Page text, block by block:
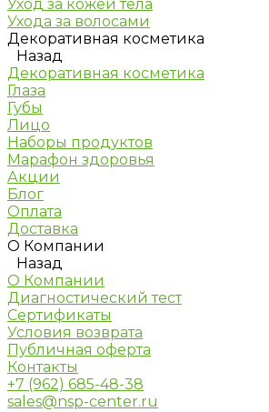
Уход за кожей тела
Ухода за волосами
Декоративная косметика
Назад
Декоративная косметика
Глаза
Губы
Лицо
Наборы продуктов
Марафон здоровья
Акции
Блог
Оплата
Доставка
О Компании
Назад
О Компании
Диагностический тест
Сертификаты
Условия возврата
Публичная оферта
Контакты
+7 (962) 685-48-38
sales@nsp-center.ru